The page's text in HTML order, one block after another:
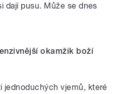
dají pusu. Může se dnes
okamžik boží
jednoduchých vjemů, které